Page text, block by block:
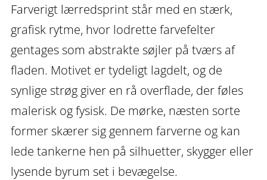
Farverigt lærredsprint står med en stærk,
grafisk rytme, hvor lodrette farvefelter
gentages som abstrakte søjler på tværs af
fladen. Motivet er tydeligt lagdelt, og de
synlige strøg giver en rå overflade, der føles
malerisk og fysisk. De mørke, næsten sorte
former skærer sig gennem farverne og kan
lede tankerne hen på silhuetter, skygger eller
lysende byrum set i bevægelse.